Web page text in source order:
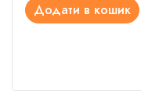
Додати в кошик